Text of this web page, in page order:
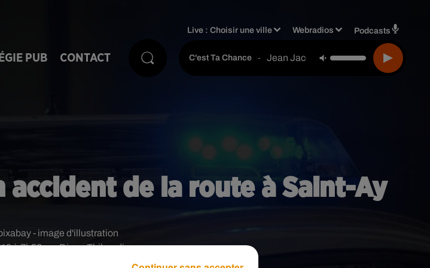
PUB CONTACT
Live :Choisir une ville Webradios Podcasts
C'est Ta Chance - Jean Jacques Goldman
accident de la route à Saint-Ay
à 7h53 par Diane Thibaudier
- image d'illustration